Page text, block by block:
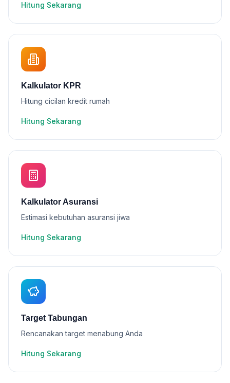
Hitung Sekarang
Kalkulator KPR
Hitung cicilan kredit rumah
Hitung Sekarang
Kalkulator Asuransi
Estimasi kebutuhan asuransi jiwa
Hitung Sekarang
Target Tabungan
Rencanakan target menabung Anda
Hitung Sekarang